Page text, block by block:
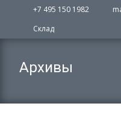
+7 495 150 1982
Склад
Архивы